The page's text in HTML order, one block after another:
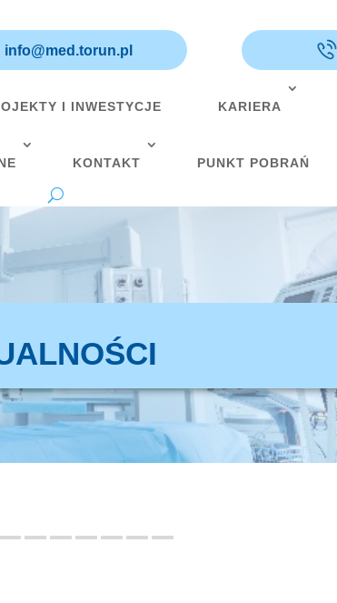
info@med.torun.pl
I INWESTYCJE KARIERA
KONTAKT PUNKT POBRAŃ